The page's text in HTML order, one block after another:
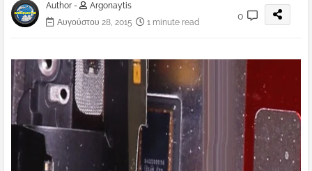
Author -
Argonaytis
Αυγούστου 28, 2015
1 minute read
0